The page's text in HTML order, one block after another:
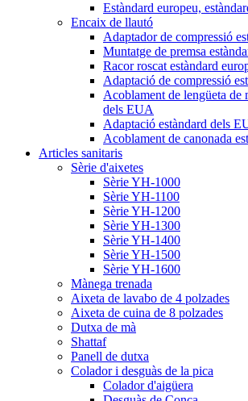
Estàndard europeu,
Encaix de llautó
Adaptador de compressió
Muntatge de premsa
Racor roscat estàndard
Adaptació de compressió
Acoblament de lengüeta de
dels EUA
Adaptació estàndard dels
Acoblament de canonada
Articles sanitaris
Sèrie d'aixetes
Sèrie YH-1000
Sèrie YH-1100
Sèrie YH-1200
Sèrie YH-1300
Sèrie YH-1400
Sèrie YH-1500
Sèrie YH-1600
Mànega trenada
Aixeta de lavabo de 4 polzades
Aixeta de cuina de 8 polzades
Dutxa de mà
Shattaf
Panell de dutxa
Colador i desguàs de la pica
Colador d'aigüera